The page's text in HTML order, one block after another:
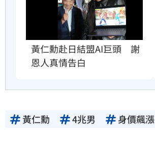
黃仁勳赴日結盟AI巨頭　謝
恩人真情告白
黃仁勳 4兆男 身價飆漲